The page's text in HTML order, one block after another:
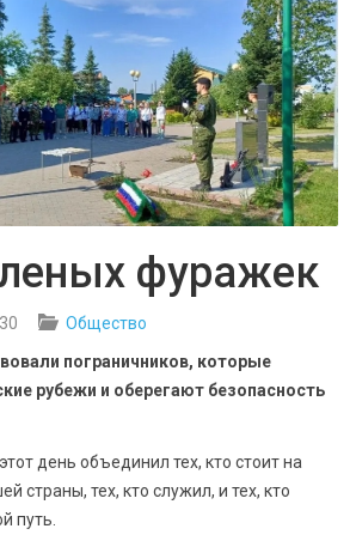
фуражек
Общество
пограничников, которые
рубежи и оберегают безопасность
этот день объединил тех, кто стоит на
страны, тех, кто служил, и тех, кто
путь.